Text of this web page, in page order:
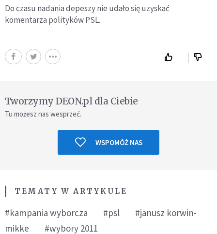
Do czasu nadania depeszy nie udało się uzyskać
komentarza polityków PSL.
Tworzymy DEON.pl dla Ciebie
Tu możesz nas wesprzeć.
WSPOMÓŻ NAS
TEMATY W ARTYKULE
#kampania wyborcza #psl
#janusz korwin-
mikke
#wybory 2011